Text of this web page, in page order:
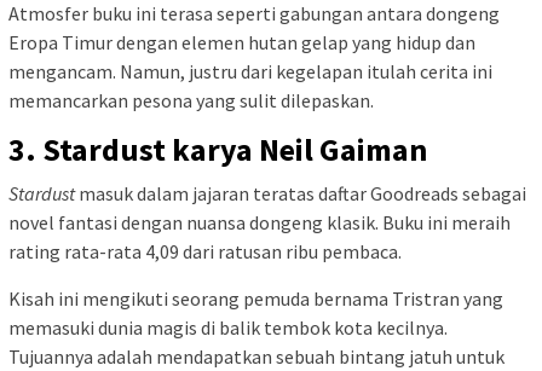
Atmosfer buku ini terasa seperti gabungan antara dongeng
Eropa Timur dengan elemen hutan gelap yang hidup dan
mengancam. Namun, justru dari kegelapan itulah cerita ini
memancarkan pesona yang sulit dilepaskan.
3. Stardust karya Neil Gaiman
Stardustmasuk dalam jajaran teratas daftar Goodreads sebagai
novel fantasi dengan nuansa dongeng klasik. Buku ini meraih
rating rata-rata 4,09 dari ratusan ribu pembaca.
Kisah ini mengikuti seorang pemuda bernama Tristran yang
memasuki dunia magis di balik tembok kota kecilnya.
Tujuannya adalah mendapatkan sebuah bintang jatuh untuk